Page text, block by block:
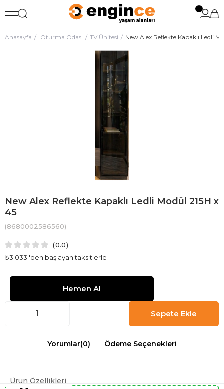
Anasayfa Oturma Odası TV Ünitesi New Alex Reflekte Kapaklı Ledli
New Alex Reflekte Kapaklı Ledli Modül 215H x
45
(8680002586560)
0.0
₺3.033 'den başlayan taksitlerle
Yorumlar(0) Ödeme Seçenekleri
Ürün Özellikleri